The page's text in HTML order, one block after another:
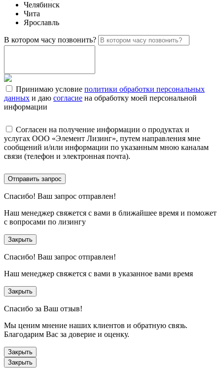
Челябинск
Чита
Ярославль
В котором часу позвонить?
Принимаю условие политики обработки персональных
данных и даю согласие на обработку моей персональной
информации
Согласен на получение информации о продуктах и
услугах ООО «Элемент Лизинг», путем направления мне
сообщений и/или информации по указанным мною каналам
связи (телефон и электронная почта).
Отправить запрос
Спасибо! Ваш запрос отправлен!
Наш менеджер свяжется с вами в ближайшее время и поможет
с вопросами по лизингу
Закрыть
Спасибо! Ваш запрос отправлен!
Наш менеджер свяжется с вами в указанное вами время
Закрыть
Спасибо за Ваш отзыв!
Мы ценим мнение наших клиентов и обратную связь.
Благодарим Вас за доверие и оценку.
Закрыть
Закрыть